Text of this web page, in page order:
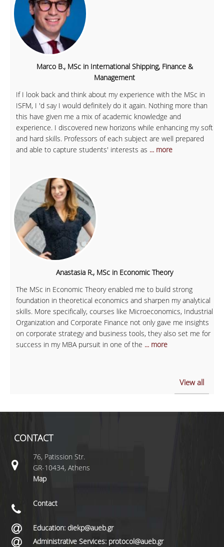
Marco B., MSc in International Shipping, Finance &
Management
If I look back and think about my experience with the MSc in
ISFM, I 'd say I would definitely do it again. Nothing more than
this have given me a mix of academic knowledge and
experience. I discovered new horizons while enhancing my soft
and hard skills. Professors of each subject are well prepared
and able to capture students' interests as ... more
Anastasia R., MSc in Economic Theory
The MSc in Economic Theory enabled me to build strong
foundation in theoretical economics and sharpen my analytical
skills. More specifically, courses like Microeconomics, Industrial
Organization and Corporate Finance not only gave me insights
on corporate strategy and business tools, they also set me for
success in my MBA pursuit in one of the ... more
View all
CONTACT
76, Patission Str.
GR-10434, Athens
Map
Contact
Education: diekp@aueb.gr
Administrative Services: protocol@aueb.gr